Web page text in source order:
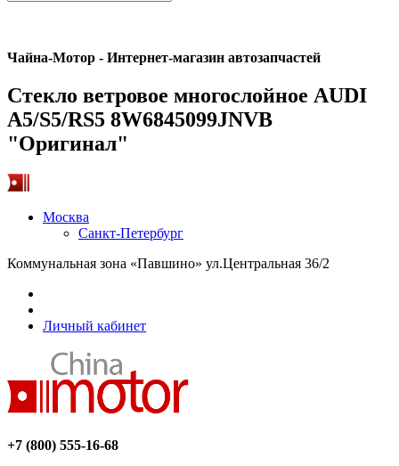
Чайна-Мотор - Интернет-магазин автозапчастей
Стекло ветровое многослойное AUDI
A5/S5/RS5 8W6845099JNVB
"Оригинал"
Москва
Санкт-Петербург
Коммунальная зона «Павшино» ул.Центральная 36/2
Личный кабинет
+7 (800) 555-16-68